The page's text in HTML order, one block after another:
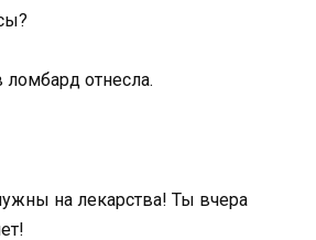
ломбард отнесла.
на лекарства! Ты вчера